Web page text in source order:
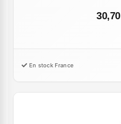
En stock France